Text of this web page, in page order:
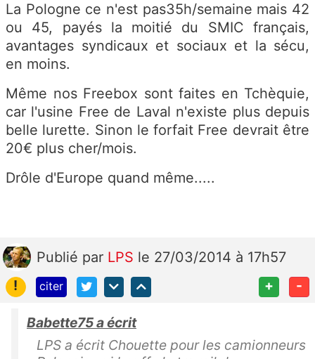
La Pologne ce n'est pas35h/semaine mais 42
ou 45, payés la moitié du SMIC français,
avantages syndicaux et sociaux et la sécu,
en moins.
Même nos Freebox sont faites en Tchèquie,
car l'usine Free de Laval n'existe plus depuis
belle lurette. Sinon le forfait Free devrait être
20€ plus cher/mois.
Drôle d'Europe quand même.....
Publié par LPS le 27/03/2014 à 17h57
!
citer + -
Babette75 a écrit
LPS a écrit Chouette pour les camionneurs